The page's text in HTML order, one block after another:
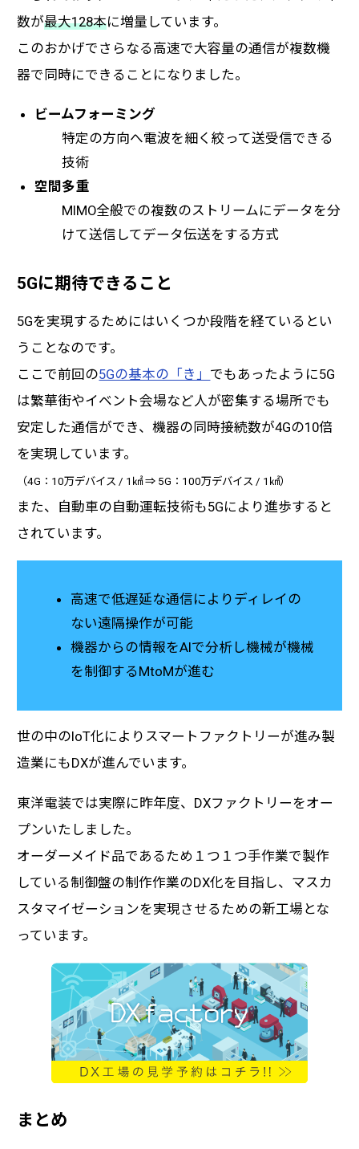
数が最大128本に増量しています。
このおかげでさらなる高速で大容量の通信が複数機
器で同時にできることになりました。
ビームフォーミング
特定の方向へ電波を細く絞って送受信できる
技術
空間多重
MIMO全般での複数のストリームにデータを分
けて送信してデータ伝送をする方式
5Gに期待できること
5Gを実現するためにはいくつか段階を経ているとい
うことなのです。
ここで前回の5Gの基本の「き」 でもあったように5G
は繁華街やイベント会場など人が密集する場所でも
安定した通信ができ、機器の同時接続数が4Gの10倍
を実現しています。
（4G：10万デバイス / 1㎢ ⇒ 5G：100万デバイス / 1㎢）
また、自動車の自動運転技術も5Gにより進歩すると
されています。
高速で低遅延な通信によりディレイの
ない遠隔操作が可能
機器からの情報をAIで分析し機械が機械
を制御するMtoMが進む
世の中のIoT化によりスマートファクトリーが進み製
造業にもDXが進んでいます。
東洋電装では実際に昨年度、DXファクトリーをオー
プンいたしました。
オーダーメイド品であるため１つ１つ手作業で製作
している制御盤の制作作業のDX化を目指し、マスカ
スタマイゼーションを実現させるための新工場とな
っています。
まとめ